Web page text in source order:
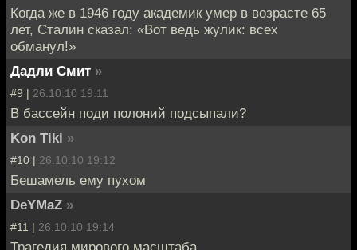
Когда же в 1946 году академик умер в возрасте 65
лет, Сталин сказал: «Вот ведь жулик: всех
обманул!»
Дадли Смит »
#9 | 26.10.10 19:11
В бассейн поди полоний подсыпали?
Kon Tiki »
#10 | 26.10.10 19:12
Бешамель ему пухом
DeYMaZ »
#11 | 26.10.10 19:14
Трагедия мирового масштаба